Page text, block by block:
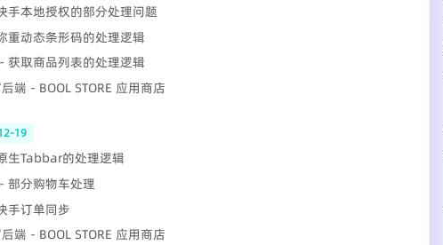
手本地授权的部分处理问题
重动态条形码的处理逻辑
获取商品列表的处理逻辑
端 - BOOL STORE 应用商店
19
生Tabbar的处理逻辑
部分购物车处理
手订单同步
端 - BOOL STORE 应用商店